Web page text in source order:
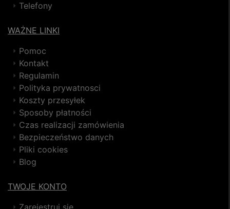
Telefony
WAŻNE LINKI
Pomoc
Kontakt
Regulamin
Polityka prywatnosci
Koszty przesyłek
Sposoby płatności
Czas realizacji zamówienia
Bezpieczeństwo danych
Pliki cookies
Blog
TWOJE KONTO